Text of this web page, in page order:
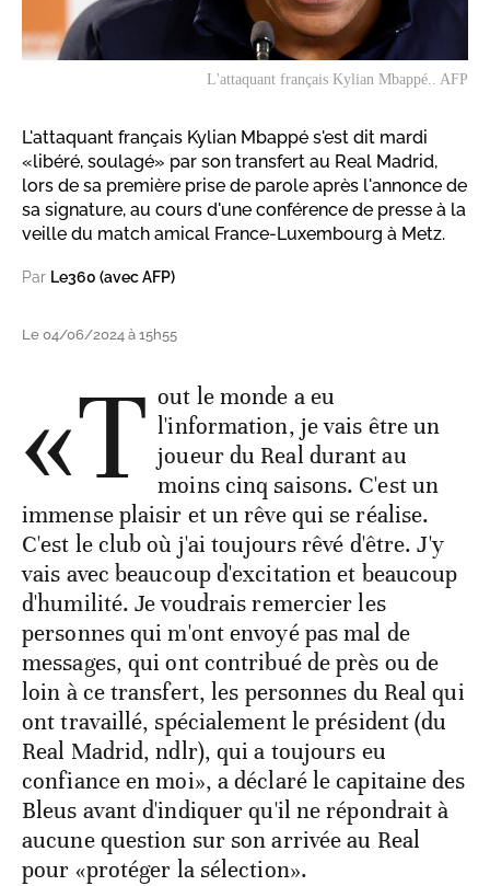
L'attaquant français Kylian Mbappé.. AFP
L'attaquant français Kylian Mbappé s'est dit mardi
«libéré, soulagé» par son transfert au Real Madrid,
lors de sa première prise de parole après l'annonce de
sa signature, au cours d'une conférence de presse à la
veille du match amical France-Luxembourg à Metz.
Par Le360 (avec AFP)
Le 04/06/2024 à 15h55
«T out le monde a eu
l'information, je vais être un
joueur du Real durant au
moins cinq saisons. C'est un
immense plaisir et un rêve qui se réalise.
C'est le club où j'ai toujours rêvé d'être. J'y
vais avec beaucoup d'excitation et beaucoup
d'humilité. Je voudrais remercier les
personnes qui m'ont envoyé pas mal de
messages, qui ont contribué de près ou de
loin à ce transfert, les personnes du Real qui
ont travaillé, spécialement le président (du
Real Madrid, ndlr), qui a toujours eu
confiance en moi», a déclaré le capitaine des
Bleus avant d'indiquer qu'il ne répondrait à
aucune question sur son arrivée au Real
pour «protéger la sélection».